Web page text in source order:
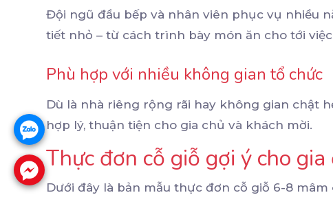
Đội ngũ đầu bếp và nhân viên phục vụ nhiều
tiết nhỏ – từ cách trình bày món ăn cho tới
Phù hợp với nhiều không gian tổ chức
Dù là nhà riêng rộng rãi hay không gian chật
hợp lý, thuận tiện cho gia chủ và khách mời.
Thực đơn cỗ giỗ gợi ý cho
Dưới đây là bản mẫu thực đơn cỗ giỗ 6-8